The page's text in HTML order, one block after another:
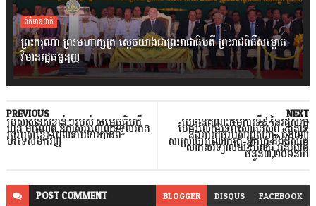
ព័ត៌មានជាតិ
ព្រះករុណា ព្រះមហាក្សត្រ ស្តេចយាងជាព្រះរាជាធិបតី ព្រះរាជពិធីសម្ពោធ
វិមានរដ្ឋធម្មនុញ្ញ
NEXT
ប្រធានគណៈកម្មការទី៩ នៃរដ្ឋសភា
ចែករំលែកបទពិសោធន៍ស្តីពី «តួនាទី
និងភារកិច្ចរបស់រដ្ឋសភា» ជូនដល់
សាស្ត្រាចារ្យលោកគ្រូ-អ្នកគ្រូ និងនិស្សិត
សាកលវិទ្យាល័យ ប៊ែលធី អន្តរជាតិ
ចំនួន៣,២០៦នាក់
PREVIOUS
ប្រសាសន៍សំខាន់ៗរបស់ សម្តេចធិបតី
ហ៊ុន ម៉ាណែត ឱកាសអញ្ជើញទទួលរតន
វត្ថុរបស់ខ្មែរ ដែលទាមទារបានពី
បរទេសមកវិញ
POSTCOMMENT BLOGGER DISQUS FACEBOOK